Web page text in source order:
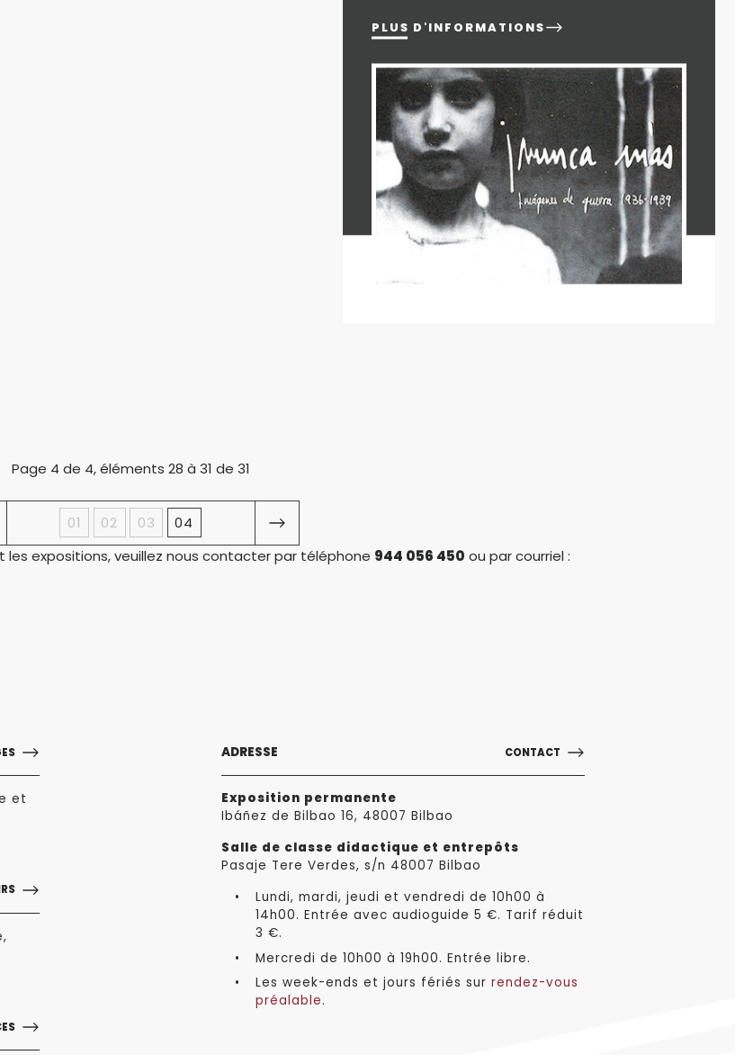
PLUS D'INFORMATIONS
Page 4 de 4, éléments 28 à 31 de 31
01 02 03
04
les expositions, veuillez nous contacter par téléphone 944 056 450 ou par courriel :
et
ADRESSE CONTACT
Exposition permanente
Ibáñez de Bilbao 16, 48007 Bilbao
Salle de classe didactique et entrepôts
Pasaje Tere Verdes, s/n 48007 Bilbao
Lundi, mardi, jeudi et vendredi de 10h00 à
14h00. Entrée avec audioguide 5 €. Tarif réduit
3 €.
Mercredi de 10h00 à 19h00. Entrée libre.
Les week-ends et jours fériés sur rendez-vous
préalable.